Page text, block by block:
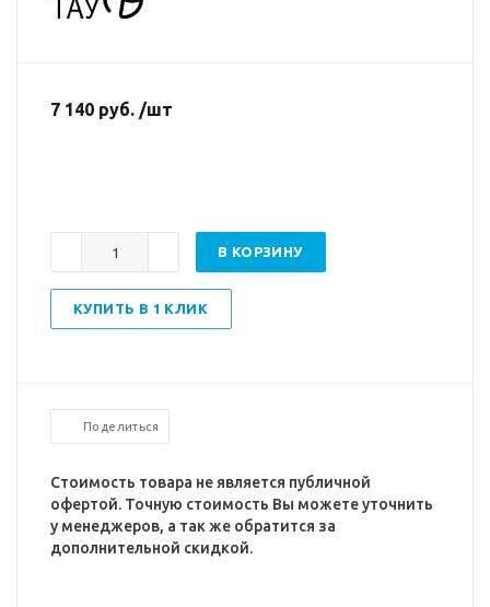
7 140 руб. /шт
В КОРЗИНУ
КУПИТЬ В 1 КЛИК
Поделиться
Стоимость товара не является публичной
офертой. Точную стоимость Вы можете уточнить
у менеджеров, а так же обратится за
дополнительной скидкой.